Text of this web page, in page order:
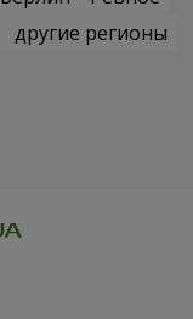
другие регионы